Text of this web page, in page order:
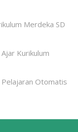
Merdeka SD
Kurikulum
Pelajaran Otomatis